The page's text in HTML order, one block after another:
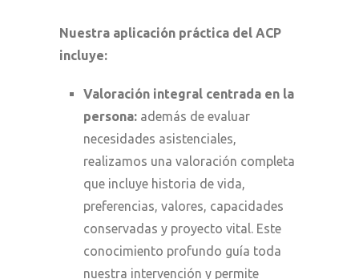
Nuestra aplicación práctica del ACP
incluye:
Valoración integral centrada en la
persona: además de evaluar
necesidades asistenciales,
realizamos una valoración completa
que incluye historia de vida,
preferencias, valores, capacidades
conservadas y proyecto vital. Este
conocimiento profundo guía toda
nuestra intervención y permite